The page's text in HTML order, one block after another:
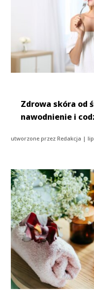
Zdrowa skóra od
nawodnienie i
utworzone przezRedakcja |